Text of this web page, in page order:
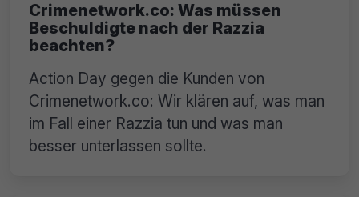
Crimenetwork.co: Was müssen
Beschuldigte nach der Razzia
beachten?
Action Day gegen die Kunden von
Crimenetwork.co: Wir klären auf, was man
im Fall einer Razzia tun und was man
besser unterlassen sollte.